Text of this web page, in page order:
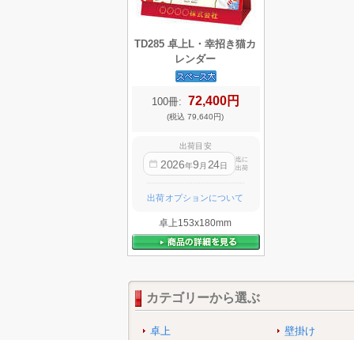
TD285 卓上L・幸招き猫カ
レンダー
100冊: 72,400円
(税込 79,640円)
出荷目安
2026年9 月 24日
迄に
出荷
出荷オプションについて
卓上153x180mm
カテゴリーから選ぶ
卓上
壁掛け